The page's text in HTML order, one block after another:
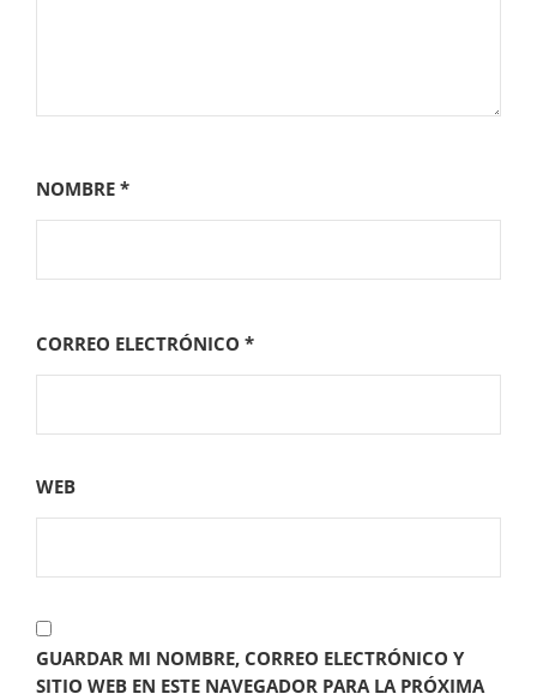
NOMBRE *
CORREO ELECTRÓNICO *
WEB
GUARDAR MI NOMBRE, CORREO ELECTRÓNICO Y
SITIO WEB EN ESTE NAVEGADOR PARA LA PRÓXIMA